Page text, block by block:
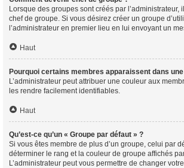
Lorsque des groupes sont créés par l’administrateur,
chef de groupe. Si vous désirez créer un groupe
l’administrateur en premier lieu en lui envoyant un
Haut
Pourquoi certains membres apparaissent dans
L’administrateur peut attribuer une couleur aux
les rendre facilement identifiables.
Haut
Qu’est-ce qu’un « Groupe par défaut » ?
Si vous êtes membre de plus d’un groupe, celui par
déterminer le rang et la couleur de groupe affichés
L’administrateur peut vous permettre de changer